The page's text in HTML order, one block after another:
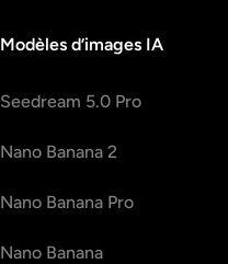
Modèles d’images IA
Seedream 5.0 Pro
Nano Banana 2
Nano Banana Pro
Nano Banana